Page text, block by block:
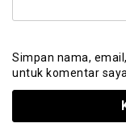
Simpan nama,
untuk komentar